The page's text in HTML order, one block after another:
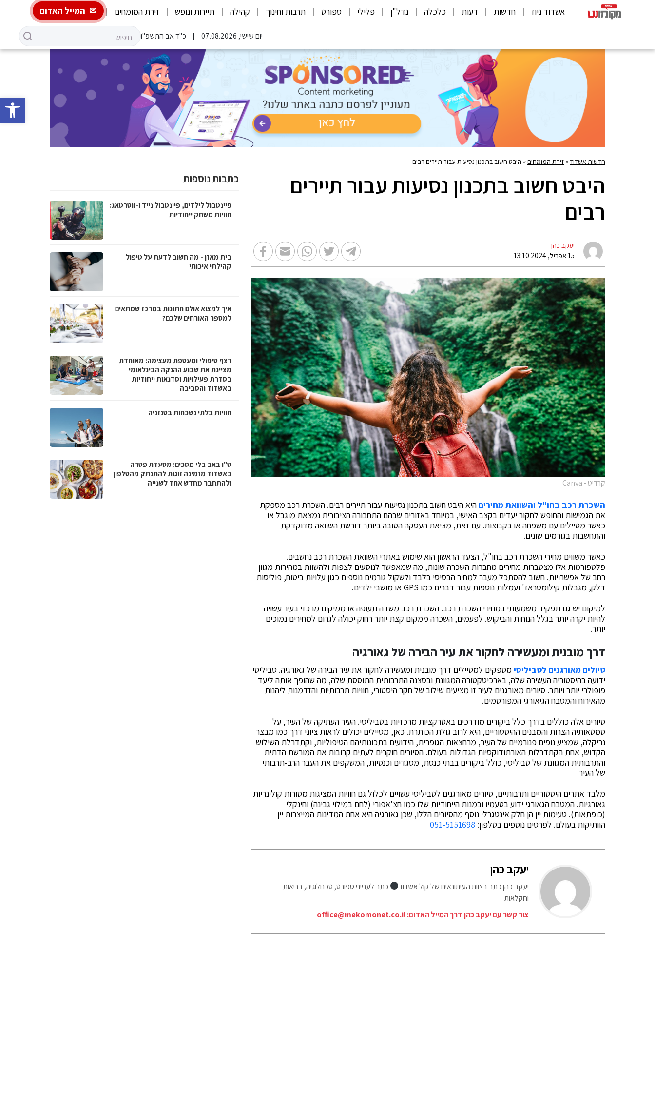
פתח
אשדוד ניוז חדשות דעות כלכלה נדל"ן פלילי ספורט תרבות וחינוך קהילה תיירות ונופש זירת המומחים המייל האדום
יום שישי, 07.08.2026 כ"ד אב התשפ"ו
חדשות אשדוד» זירת המומחים» היבט חשוב בתכנון נסיעות עבור תיירים רבים
היבט חשוב בתכנון נסיעות עבור תיירים
רבים
יעקב כהן
15 אפריל, 2024 13:10
קרדיט - Canva
השכרת רכב בחו"ל והשוואת מחיריםהיא היבט חשוב בתכנון נסיעות עבור תיירים רבים. השכרת רכב מספקת
את הגמישות והחופש לחקור יעדים בקצב האישי, במיוחד באזורים שבהם התחבורה הציבורית נמצאת מוגבל או
כאשר מטיילים עם משפחה או בקבוצות. עם זאת, מציאת העסקה הטובה ביותר דורשת השוואה מדוקדקת
והתחשבות בגורמים שונים.
כאשר משווים מחירי השכרת רכב בחו"ל, הצעד הראשון הוא שימוש באתרי השוואת השכרת רכב נחשבים.
פלטפורמות אלו מצטברות מחירים מחברות השכרה שונות, מה שמאפשר לנוסעים לצפות ולהשוות במהירות מגוון
רחב של אפשרויות. חשוב להסתכל מעבר למחיר הבסיסי בלבד ולשקול גורמים נוספים כגון עלויות ביטוח, פוליסות
דלק, מגבלות קילומטראז' ועמלות נוספות עבור דברים כמו GPS או מושבי ילדים.
למיקום יש גם תפקיד משמעותי במחירי השכרת רכב. השכרת רכב משדה תעופה או ממיקום מרכזי בעיר עשויה
להיות יקרה יותר בגלל הנוחות והביקוש. לפעמים, השכרה ממקום קצת יותר רחוק יכולה לגרום למחירים נמוכים
יותר.
דרך מובנית ומעשירה לחקור את עיר הבירה של גאורגיה
טיולים מאורגנים לטביליסי מספקים למטיילים דרך מובנית ומעשירה לחקור את עיר הבירה של גאורגיה. טביליסי
ידועה בהיסטוריה העשירה שלה, בארכיטקטורה המגוונת ובסצנה התרבותית התוססת שלה, מה שהופך אותה ליעד
פופולרי יותר ויותר. סיורים מאורגנים לעיר זו מציעים שילוב של חקר היסטורי, חוויות תרבותיות והזדמנות ליהנות
מהאירוח והמטבח הגיאורגי המפורסמים.
סיורים אלה כוללים בדרך כלל ביקורים מודרכים באטרקציות מרכזיות בטביליסי. העיר העתיקה של העיר, על
סמטאותיה הצרות והמבנים ההיסטוריים, היא לרוב גולת הכותרת. כאן, מטיילים יכולים לראות ציוני דרך כמו מבצר
נריקלה, שמציע נופים פנורמיים של העיר, מרחצאות הגופרית, הידועים בתכונותיהם הטיפוליות, וקתדרלת השילוש
הקדוש, אחת הקתדרלות האורתודוקסיות הגדולות בעולם. הסיורים חוקרים לעתים קרובות את המורשת הדתית
והתרבותית המגוונת של טביליסי, כולל ביקורים בבתי כנסת, מסגדים וכנסיות, המשקפים את העבר הרב-תרבותי
של העיר.
מלבד אתרים היסטוריים ותרבותיים, סיורים מאורגנים לטביליסי עשויים לכלול גם חוויות המציגות מסורות קולינריות
גאורגיות. המטבח הגאורגי ידוע בטעמיו ובמנות הייחודיות שלו כמו חצ'אפורי (לחם במילוי גבינה) וחינקלי
(כופתאות). טעימות יין הן חלק אינטגרלי נוסף מהסיורים הללו, שכן גאורגיה היא אחת המדינות המייצרות יין
הוותיקות בעולם. לפרטים נוספים בטלפון: 051-5151698
יעקב כהן
יעקב כהן כתב בצוות העיתונאים של קול אשדוד
כתב לענייני ספורט, טכנולוגיה, בריאות
וחקלאות
צור קשר עם יעקב כהן דרך המייל האדום:office@mekomonet.co.il
כתבות נוספות
פיינטבול לילדים, פיינטבול נייד ו-ווטרטאג:
חוויות משחק ייחודיות
בית מאזן - מה חשוב לדעת על טיפול
קהילתי איכותי
איך למצוא אולם חתונות במרכז שמתאים
למספר האורחים שלכם?
רצף טיפולי ומעטפת מעצימה: מאוחדת
מציינת את שבוע ההנקה הבינלאומי
בסדרת פעילויות וסדנאות ייחודיות
באשדוד והסביבה
חוויות בלתי נשכחות בטנזניה
ט"ו באב בלי מסכים: מסעדת פטרה
באשדוד מזמינה זוגות להתנתק מהטלפון
ולהתחבר מחדש אחד לשנייה